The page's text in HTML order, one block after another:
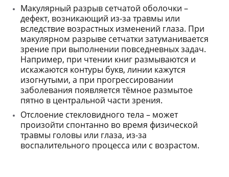
Макулярный разрыв сетчатой оболочки –
дефект, возникающий из-за травмы или
вследствие возрастных изменений глаза. При
макулярном разрыве сетчатки затуманивается
зрение при выполнении повседневных задач.
Например, при чтении книг размываются и
искажаются контуры букв, линии кажутся
изогнутыми, а при прогрессировании
заболевания появляется тёмное размытое
пятно в центральной части зрения.
Отслоение стекловидного тела – может
произойти спонтанно во время физической
травмы головы или глаза, из-за
воспалительного процесса или с возрастом.